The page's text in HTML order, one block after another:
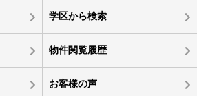
学区から検索
物件閲覧履歴
お客様の声